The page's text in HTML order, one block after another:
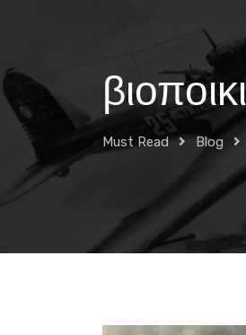
Must Read Blog